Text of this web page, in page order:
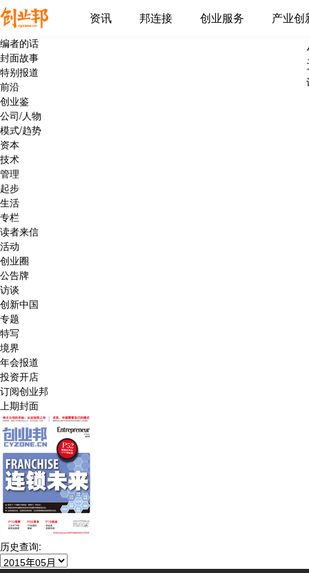
资讯 邦连接 创业服务 产业创
编者的话
封面故事
特别报道
前沿
创业鉴
公司/人物
模式/趋势
资本
技术
管理
起步
生活
专栏
读者来信
活动
创业圈
公告牌
访谈
创新中国
专题
特写
境界
年会报道
投资开店
订阅创业邦
上期封面
历史查询: